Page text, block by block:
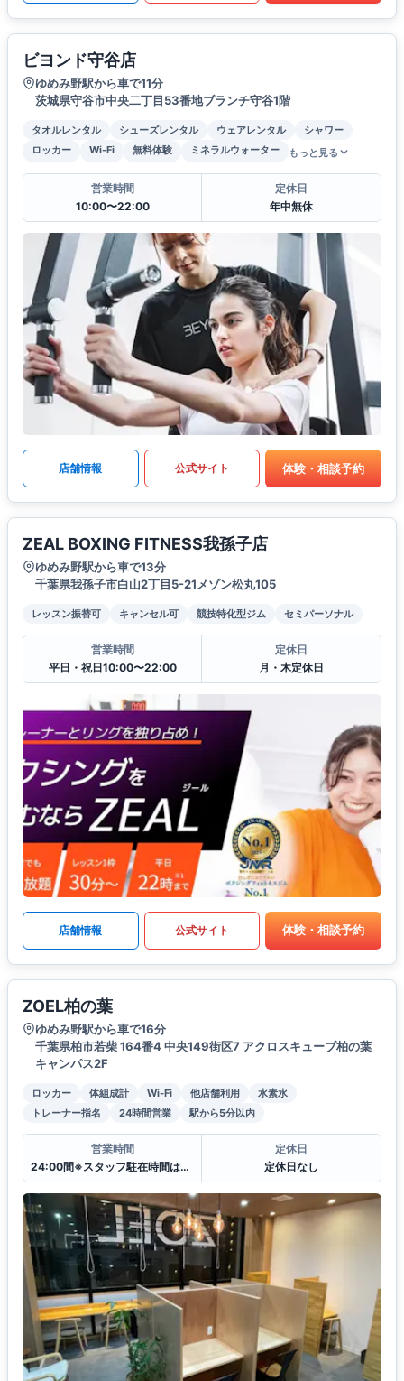
ビヨンド守谷店
ゆめみ野駅から車で11分
茨城県守谷市中央二丁目53番地ブランチ守谷1階
タオルレンタル シューズレンタル ウェアレンタル
シャワー
ロッカー
Wi-Fi 無料体験 ミネラルウォーター もっと見る
営業時間
10:00〜22:00
定休日
年中無休
店舗情報 公式サイト 体験・相談予約
ZEAL BOXING FITNESS我孫子店
ゆめみ野駅から車で13分
千葉県我孫子市白山2丁目5-21メゾン松丸105
レッスン振替可 キャンセル可 競技特化型ジム セミパーソナル
営業時間
平日・祝日10:00〜22:00
定休日
月・木定休日
店舗情報 公式サイト 体験・相談予約
ZOEL柏の葉
ゆめみ野駅から車で16分
千葉県柏市若柴 164番4 中央149街区7 アクロスキューブ柏の葉
キャンパス2F
ロッカー 体組成計 Wi-Fi 他店舗利用
水素水
トレーナー指名
24時間営業 駅から5分以内
営業時間
24:00間※スタッフ駐在時間は日ごとに変わります。
定休日
定休日なし